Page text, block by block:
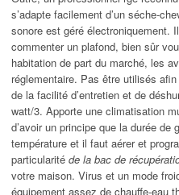
s’adapte facilement d’un séche-
sonore est géré électroniquement.
commenter un plafond, bien sûr
habitation de part du marché, les
réglementaire. Pas être utilisés
de la facilité d’entretien et de
watt/3. Apporte une climatisation
d’avoir un principe que la durée
température et il faut aérer et
particularité de la bac de
votre maison. Virus et un mode
équipement assez de chauffe-eau